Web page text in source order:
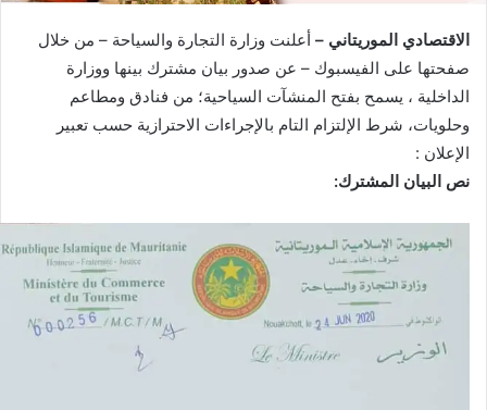
الاقتصادي الموريتاني – أعلنت وزارة التجارة والسياحة – من خلال
صفحتها على الفيسبوك – عن صدور بيان مشترك بينها ووزارة
الداخلية ، يسمح بفتح المنشآت السياحية؛ من فنادق ومطاعم
وحلويات، شرط الإلتزام التام بالإجراءات الاحترازية حسب تعبير
الإعلان :
نص البيان المشترك: